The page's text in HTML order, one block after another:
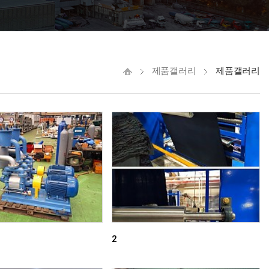
제품갤러리 제품갤러리
2